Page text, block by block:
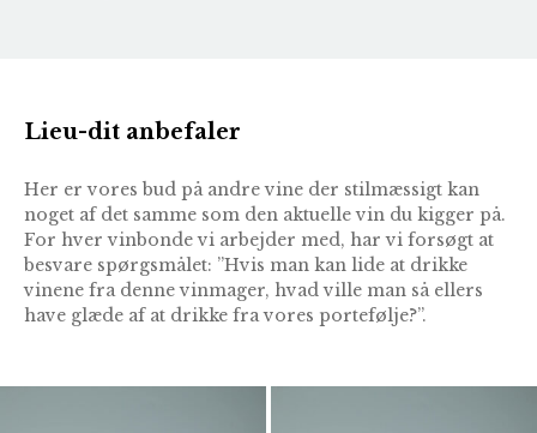
Lieu-dit anbefaler
Her er vores bud på andre vine der stilmæssigt kan
noget af det samme som den aktuelle vin du kigger på.
For hver vinbonde vi arbejder med, har vi forsøgt at
besvare spørgsmålet: ”Hvis man kan lide at drikke
vinene fra denne vinmager, hvad ville man så ellers
have glæde af at drikke fra vores portefølje?”.